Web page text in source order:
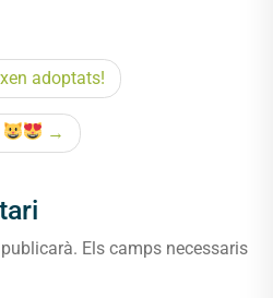
adoptats!
Els camps necessaris